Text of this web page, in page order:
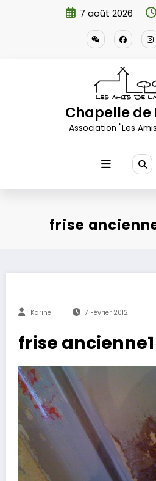
7 août 2026
Chapelle de
Association "Les
frise
Karine 7 Février 2012
frise